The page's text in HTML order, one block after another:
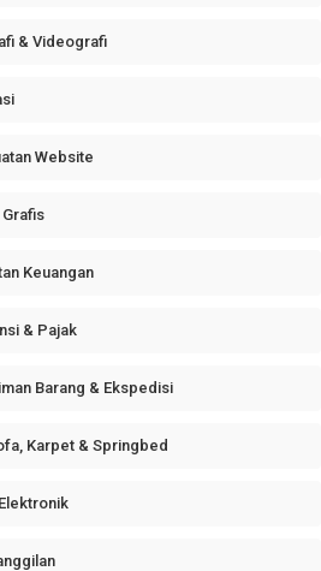
& Videografi
Website
Keuangan
& Pajak
Barang & Ekspedisi
Karpet & Springbed